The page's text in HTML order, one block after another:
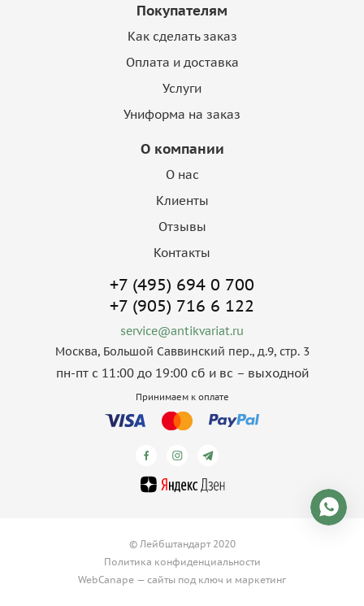
Покупателям
Как сделать заказ
Оплата и доставка
Услуги
Униформа на заказ
О компании
О нас
Клиенты
Отзывы
Контакты
+7 (495) 694 0 700
+7 (905) 716 6 122
service@antikvariat.ru
Москва, Большой Саввинский пер., д.9, стр. 3
пн-пт с 11:00 до 19:00 сб и вс – выходной
Принимаем к оплате
© Лейбштандарт 2020
Политика конфиденциальности
WebCanape — сайты под ключ и маркетинг